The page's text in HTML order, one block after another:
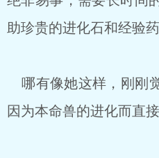
助珍贵的进化石和经验
哪有像她这样，刚刚
因为本命兽的进化而直